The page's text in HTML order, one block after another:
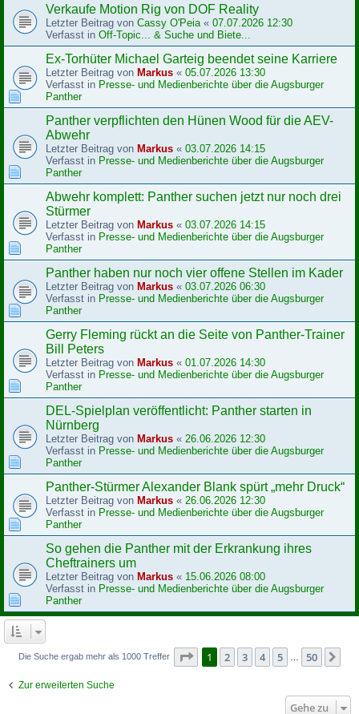
Verkaufe Motion Rig von DOF Reality
Letzter Beitrag von Cassy O'Peia« 07.07.2026 12:30
Verfasst in Off-Topic... & Suche und Biete...
Ex-Torhüter Michael Garteig beendet seine Karriere
Letzter Beitrag von Markus « 05.07.2026 13:30
Verfasst in Presse- und Medienberichte über die Augsburger
Panther
Panther verpflichten den Hünen Wood für die AEV-
Abwehr
Letzter Beitrag von Markus « 03.07.2026 14:15
Verfasst in Presse- und Medienberichte über die Augsburger
Panther
Abwehr komplett: Panther suchen jetzt nur noch drei
Stürmer
Letzter Beitrag von Markus « 03.07.2026 14:15
Verfasst in Presse- und Medienberichte über die Augsburger
Panther
Panther haben nur noch vier offene Stellen im Kader
Letzter Beitrag von Markus « 03.07.2026 06:30
Verfasst in Presse- und Medienberichte über die Augsburger
Panther
Gerry Fleming rückt an die Seite von Panther-Trainer
Bill Peters
Letzter Beitrag von Markus « 01.07.2026 14:30
Verfasst in Presse- und Medienberichte über die Augsburger
Panther
DEL-Spielplan veröffentlicht: Panther starten in
Nürnberg
Letzter Beitrag von Markus « 26.06.2026 12:30
Verfasst in Presse- und Medienberichte über die Augsburger
Panther
Panther-Stürmer Alexander Blank spürt „mehr Druck“
Letzter Beitrag von Markus « 26.06.2026 12:30
Verfasst in Presse- und Medienberichte über die Augsburger
Panther
So gehen die Panther mit der Erkrankung ihres
Cheftrainers um
Letzter Beitrag von Markus « 15.06.2026 08:00
Verfasst in Presse- und Medienberichte über die Augsburger
Panther
Die Suche ergab mehr als 1000 Treffer Seite 1von 50
1 2 3 4 5 50
Zur erweiterten Suche
Gehe zu